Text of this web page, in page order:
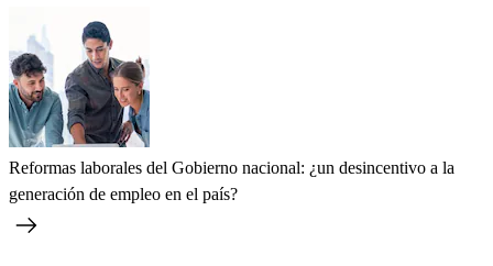
Reformas laborales del Gobierno nacional: ¿un desincentivo a la
generación de empleo en el país?